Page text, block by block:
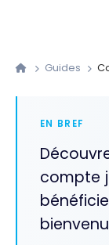
Guides
EN BREF
compte